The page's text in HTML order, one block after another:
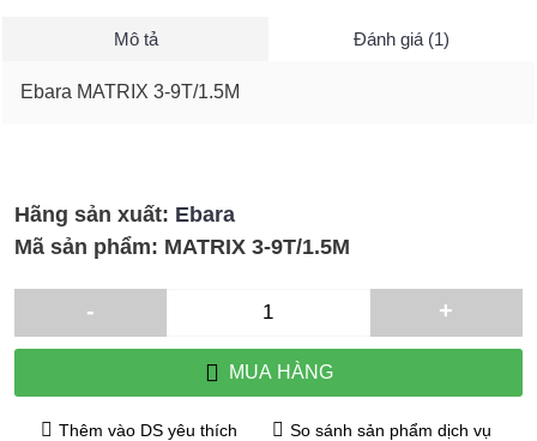
Mô tả Đánh giá (1)
Ebara MATRIX 3-9T/1.5M
Hãng sản xuất: Ebara
Mã sản phẩm: MATRIX 3-9T/1.5M
- +
MUA HÀNG
Thêm vào DS yêu thích So sánh sản phẩm dịch vụ